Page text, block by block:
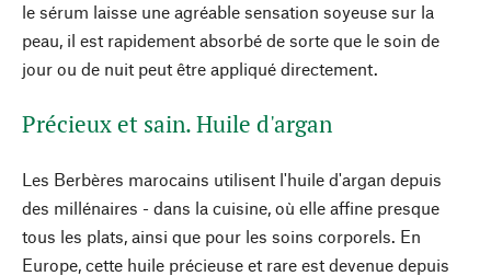
le sérum laisse une agréable sensation soyeuse sur la
peau, il est rapidement absorbé de sorte que le soin de
jour ou de nuit peut être appliqué directement.
Précieux et sain. Huile d'argan
Les Berbères marocains utilisent l'huile d'argan depuis
des millénaires - dans la cuisine, où elle affine presque
tous les plats, ainsi que pour les soins corporels. En
Europe, cette huile précieuse et rare est devenue depuis